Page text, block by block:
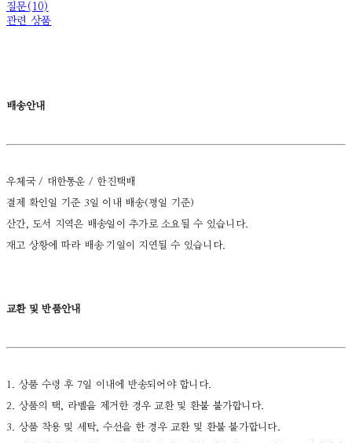
질문(10)
관련 상품
배송안내
우체국 / 대한통운 / 한진택배
결제 확인일 기준 3일 이내 배송(평일 기준)
산간, 도서 지역은 배송일이 추가로 소요될 수 있습니다.
재고 상황에 따라 배송 기일이 지연될 수 있습니다.
교환 및 반품안내
1. 상품 수령 후 7일 이내에 반송되어야 합니다.
2. 상품의 택, 라벨을 제거한 경우 교환 및 환불 불가합니다.
3. 상품 착용 및 세탁, 수선을 한 경우 교환 및 환불 불가합니다.